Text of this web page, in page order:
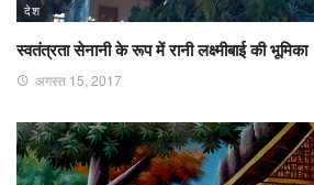
देश
स्वतंत्रता सेनानी के रूप में रानी लक्ष्मीबाई की भूमिका
अगस्त 15, 2017